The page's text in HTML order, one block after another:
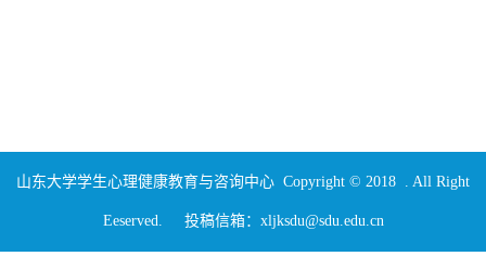
山东大学学生心理健康教育与咨询中心 Copyright © 2018 . All Right
Eeserved. 投稿信箱：xljksdu@sdu.edu.cn